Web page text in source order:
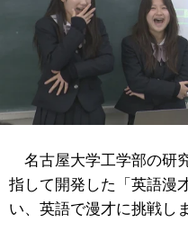
名古屋大学工学部の研
指して開発した「英語漫
い、英語で漫才に挑戦し